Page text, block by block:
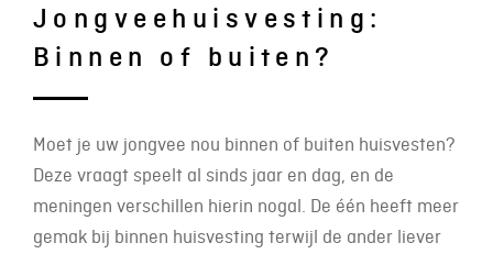
Jongveehuisvesting:
Binnen of buiten?
Moet je uw jongvee nou binnen of buiten huisvesten?
Deze vraagt speelt al sinds jaar en dag, en de
meningen verschillen hierin nogal. De één heeft meer
gemak bij binnen huisvesting terwijl de ander liever